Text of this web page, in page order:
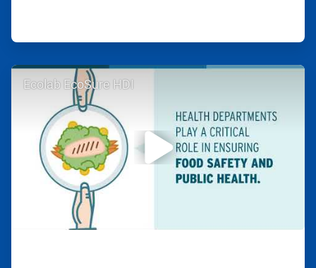
ArticleTile
Ecolab EcoSure HDI